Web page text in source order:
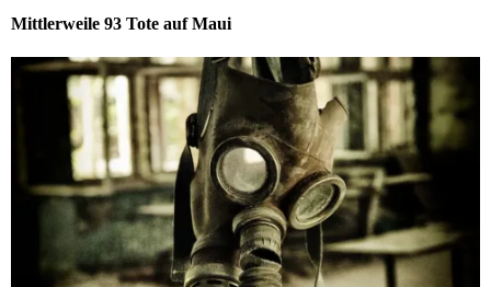
Mittlerweile 93 Tote auf Maui